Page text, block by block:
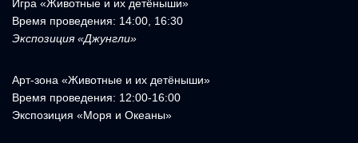
Игра «Животные и их детёныши»
Время проведения: 14:00, 16:30
Экспозиция «Джунгли»
Арт-зона «Животные и их детёныши»
Время проведения: 12:00-16:00
Экспозиция «Моря и Океаны»